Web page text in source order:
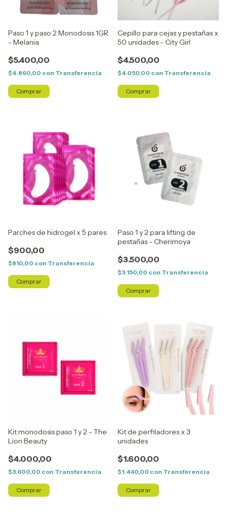
Paso 1 y paso 2 Monodosis 1GR
- Melania
$5.400,00
$4.860,00 con Transferencia
Cepillo para cejas y pestañas x
50 unidades - City Girl
$4.500,00
$4.050,00 con Transferencia
Parches de hidrogel x 5 pares
$900,00
$810,00 con Transferencia
Paso 1 y 2 para lifting de
pestañas - Cherimoya
$3.500,00
$3.150,00 con Transferencia
Kit monodosis paso 1 y 2 - The
Lion Beauty
$4.000,00
$3.600,00 con Transferencia
Kit de perfiladores x 3
unidades
$1.600,00
$1.440,00 con Transferencia